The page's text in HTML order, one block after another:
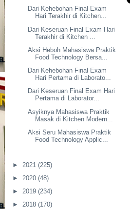
Dari Kehebohan Final Exam
Hari Terakhir di Kitchen...
Dari Keseruan Final Exam Hari
Terakhir di Kitchen ...
Aksi Heboh Mahasiswa Praktik
Food Technology Bersa...
Dari Kehebohan Final Exam
Hari Pertama di Laborato...
Dari Keseruan Final Exam Hari
Pertama di Laborator...
Asyiknya Mahasiswa Praktik
Masak di Kitchen Modern...
Aksi Seru Mahasiswa Praktik
Food Technology Applic...
► 2021 (225)
► 2020 (48)
► 2019 (234)
► 2018 (170)